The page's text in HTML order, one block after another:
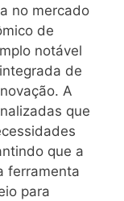
no mercado
de
notável
de
A
que
que a
ferramenta
para